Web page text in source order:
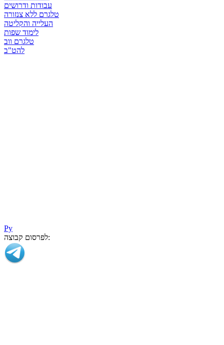
עבודות ודרושים
טלגרם ללא צנזורה
העלייה והקליטה
לימוד שפות
טלגרם ווב
להט"ב
Ру
לפרסום קבוצה: